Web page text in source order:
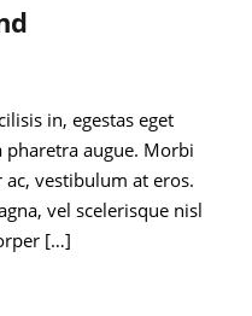
in, egestas eget
augue. Morbi
vestibulum at eros.
vel scelerisque nisl
[…]